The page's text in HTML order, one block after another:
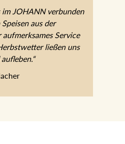
im JOHANN verbunden
aus der
Service
ließen uns